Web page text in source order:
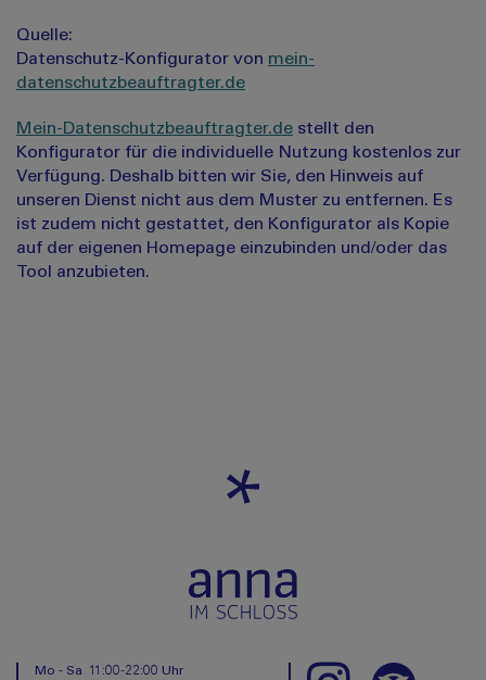
Quelle:
Datenschutz-Konfigurator von mein-
datenschutzbeauftragter.de
Mein-Datenschutzbeauftragter.de stellt den
Konfigurator für die individuelle Nutzung kostenlos zur
Verfügung. Deshalb bitten wir Sie, den Hinweis auf
unseren Dienst nicht aus dem Muster zu entfernen. Es
ist zudem nicht gestattet, den Konfigurator als Kopie
auf der eigenen Homepage einzubinden und/oder das
Tool anzubieten.
Mo - Sa 11:00-22:00 Uhr